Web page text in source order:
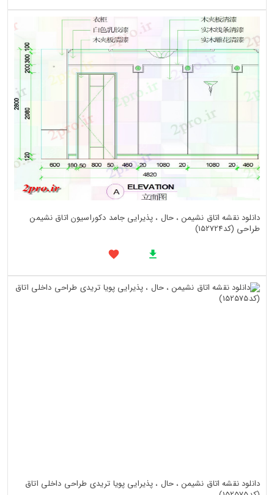
دانلود نقشه اتاق نشیمن ، حال ، پذیرایی جامد دکوراسیون اتاق نشیمن
طراحی (کد152724)
دانلود نقشه اتاق نشیمن ، حال ، پذیرایی پویا تریدی طراحی داخلی اتاق